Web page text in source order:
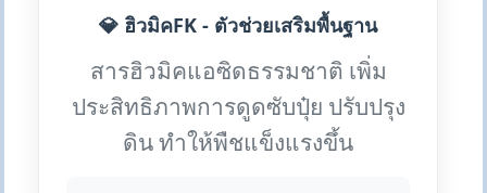
💎 ฮิวมิคFK - ตัวช่วยเสริมพื้นฐาน
สารฮิวมิคแอซิดธรรมชาติ เพิ่ม
ประสิทธิภาพการดูดซับปุ๋ย ปรับปรุง
ดิน ทำให้พืชแข็งแรงขึ้น